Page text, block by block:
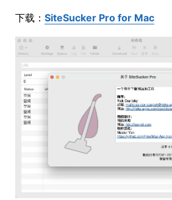
下载： SiteSucker Pro for Mac